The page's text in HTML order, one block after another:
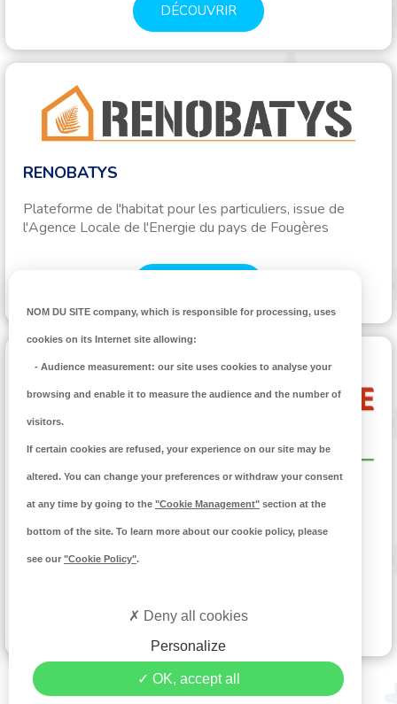
DÉCOUVRIR
RENOBATYS
Plateforme de l'habitat pour les particuliers, issue de
l'Agence Locale de l'Energie du pays de Fougères
AGENCE LOCALE DE L'ENERGIE
Aide aux collectivités pour leur transition écologique
DÉCOUVRIR
NOM DU SITE company, which is responsible for processing, uses
cookies on its Internet site allowing:
- Audience measurement: our site uses cookies to analyse your
browsing and enable it to measure the audience and the number of
visitors.
If certain cookies are refused, your experience on our site may be
altered. You can change your preferences or withdraw your consent
at any time by going to the "Cookie Management" section at the
bottom of the site. To learn more about our cookie policy, please
see our "Cookie Policy".
OK, accept all
Personalize
Deny all cookies